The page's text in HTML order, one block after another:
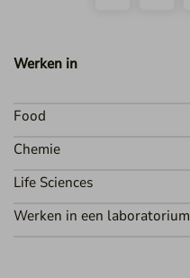
Werken in
Food
Chemie
Life Sciences
Werken in een laboratorium